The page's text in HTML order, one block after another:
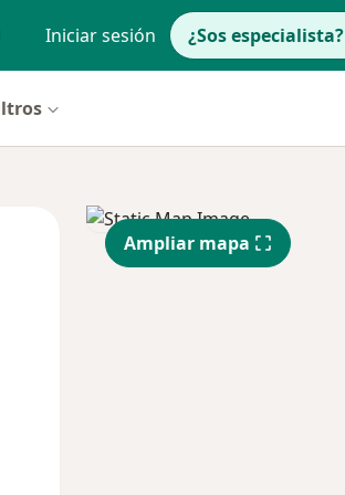
Iniciar sesión ¿Sos especialista?
Jue
13 Ago
Vie
14 Ago
Ampliar mapa